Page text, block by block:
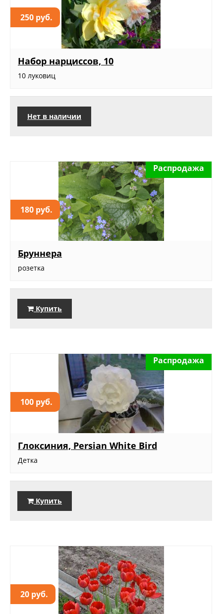
250 руб.
Набор нарциссов, 10
10 луковиц
Нет в наличии
180 руб.
Распродажа
Бруннера
розетка
Купить
100 руб.
Распродажа
Глоксиния, Persian White Bird
Детка
Купить
20 руб.